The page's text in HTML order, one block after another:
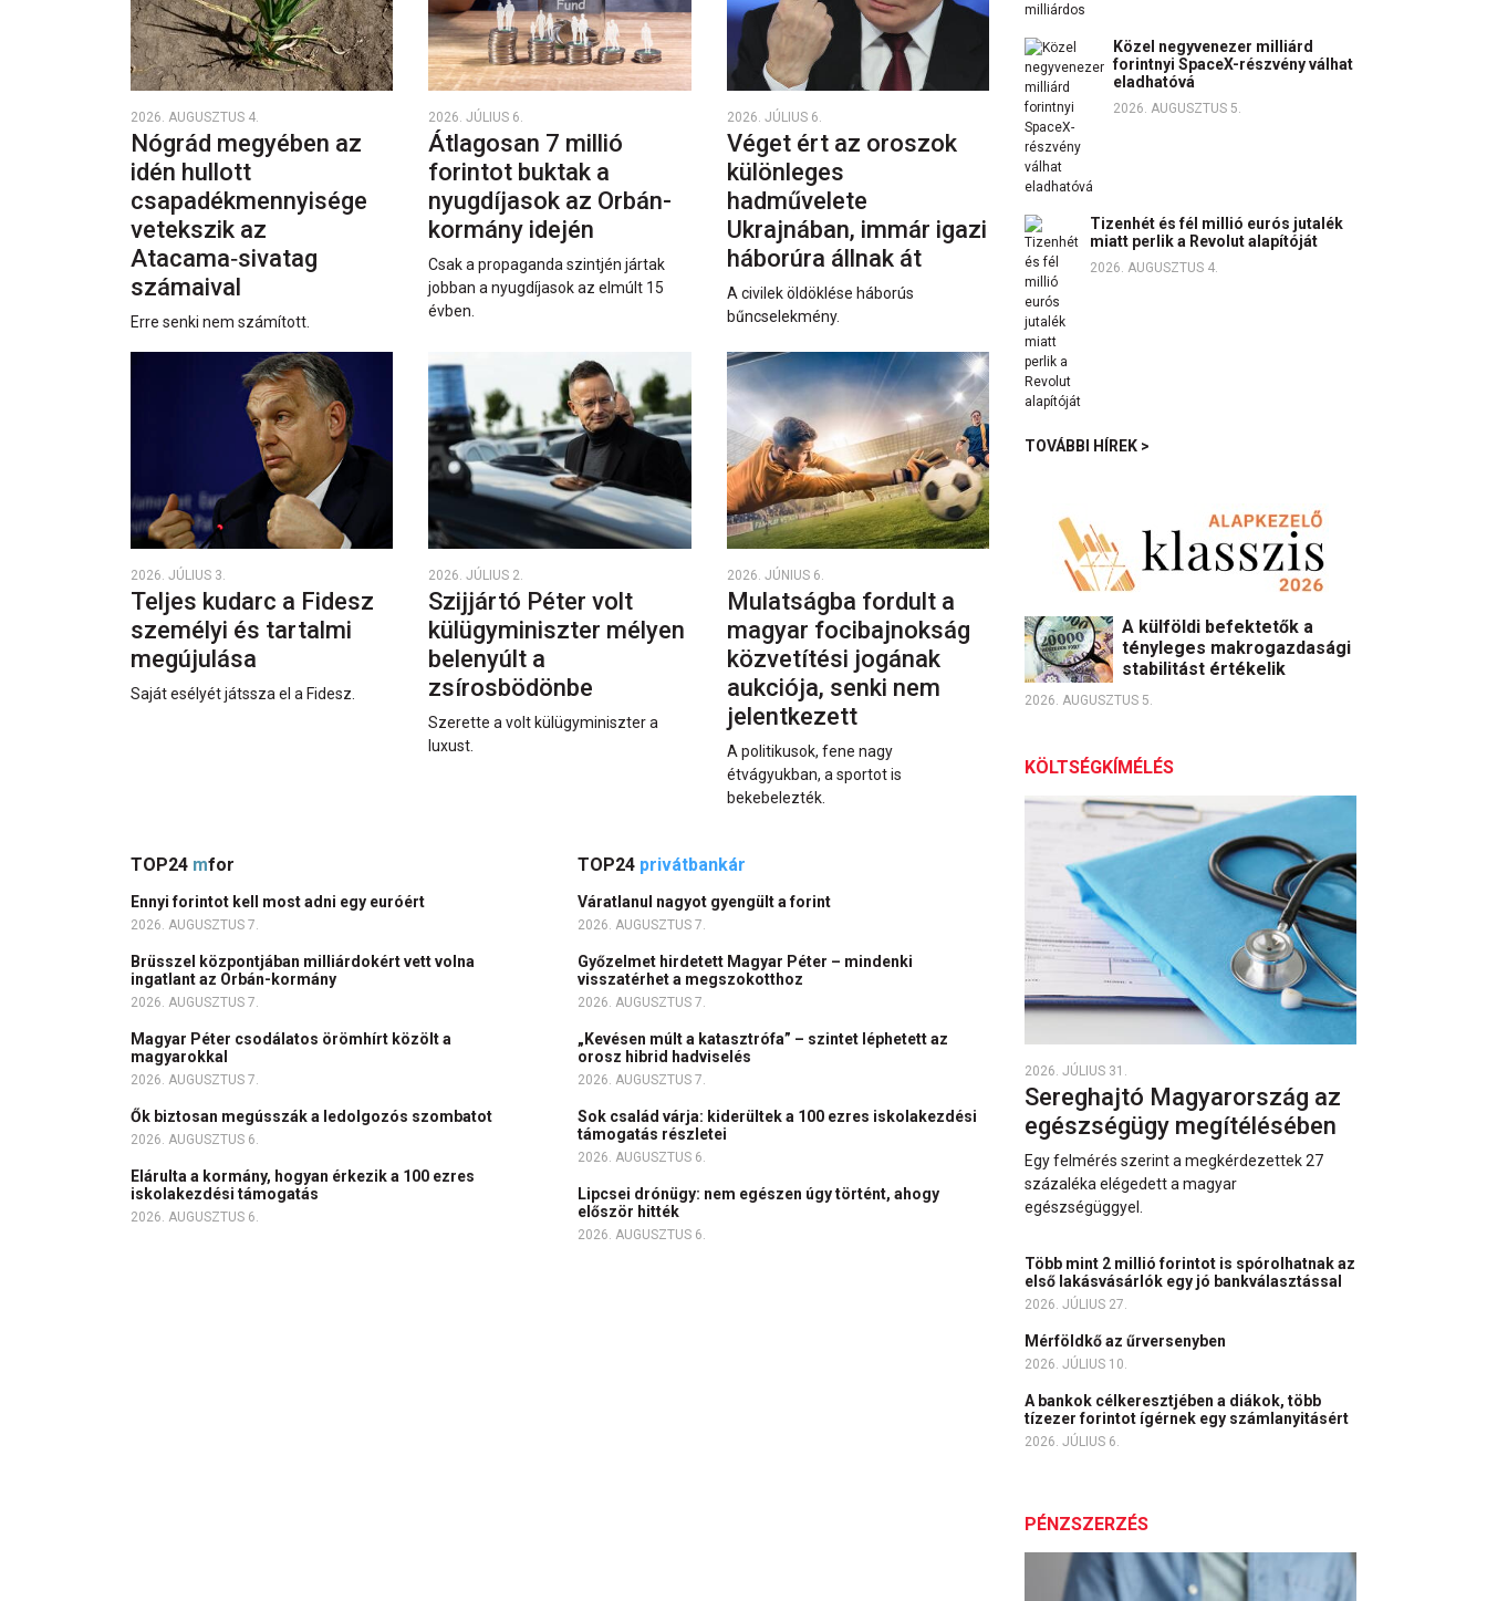
2026. AUGUSZTUS 4.
Nógrád megyében az
idén hullott
csapadékmennyisége
vetekszik az
Atacama‑sivatag
számaival
Erre senki nem számított.
2026. JÚLIUS 6.
Átlagosan 7 millió
forintot buktak a
nyugdíjasok az Orbán-
kormány idején
Csak a propaganda szintjén jártak
jobban a nyugdíjasok az elmúlt 15
évben.
2026. JÚLIUS 6.
Véget ért az oroszok
különleges
hadművelete
Ukrajnában, immár igazi
háborúra állnak át
A civilek öldöklése háborús
bűncselekmény.
2026. JÚLIUS 3.
Teljes kudarc a Fidesz
személyi és tartalmi
megújulása
Saját esélyét játssza el a Fidesz.
2026. JÚLIUS 2.
Szijjártó Péter volt
külügyminiszter mélyen
belenyúlt a
zsírosbödönbe
Szerette a volt külügyminiszter a
luxust.
2026. JÚNIUS 6.
Mulatságba fordult a
magyar focibajnokság
közvetítési jogának
aukciója, senki nem
jelentkezett
A politikusok, fene nagy
étvágyukban, a sportot is
bekebelezték.
TOP24 mfor
Ennyi forintot kell most adni egy euróért
2026. AUGUSZTUS 7.
Brüsszel központjában milliárdokért vett volna
ingatlant az Orbán-kormány
2026. AUGUSZTUS 7.
Magyar Péter csodálatos örömhírt közölt a
magyarokkal
2026. AUGUSZTUS 7.
Ők biztosan megússzák a ledolgozós szombatot
2026. AUGUSZTUS 6.
Elárulta a kormány, hogyan érkezik a 100 ezres
iskolakezdési támogatás
2026. AUGUSZTUS 6.
TOP24 privátbankár
Váratlanul nagyot gyengült a forint
2026. AUGUSZTUS 7.
Győzelmet hirdetett Magyar Péter – mindenki
visszatérhet a megszokotthoz
2026. AUGUSZTUS 7.
„Kevésen múlt a katasztrófa” – szintet léphetett az
orosz hibrid hadviselés
2026. AUGUSZTUS 7.
Sok család várja: kiderültek a 100 ezres iskolakezdési
támogatás részletei
2026. AUGUSZTUS 6.
Lipcsei drónügy: nem egészen úgy történt, ahogy
először hitték
2026. AUGUSZTUS 6.
Közel negyvenezer milliárd
forintnyi SpaceX-részvény válhat
eladhatóvá
2026. AUGUSZTUS 5.
Tizenhét és fél millió eurós jutalék
miatt perlik a Revolut alapítóját
2026. AUGUSZTUS 4.
TOVÁBBI HÍREK >
A külföldi befektetők a
tényleges makrogazdasági
stabilitást értékelik
2026. AUGUSZTUS 5.
KÖLTSÉGKÍMÉLÉS
2026. JÚLIUS 31.
Sereghajtó Magyarország az
egészségügy megítélésében
Egy felmérés szerint a megkérdezettek 27
százaléka elégedett a magyar
egészségüggyel.
Több mint 2 millió forintot is spórolhatnak az
első lakásvásárlók egy jó bankválasztással
2026. JÚLIUS 27.
Mérföldkő az űrversenyben
2026. JÚLIUS 10.
A bankok célkeresztjében a diákok, több
tízezer forintot ígérnek egy számlanyitásért
2026. JÚLIUS 6.
PÉNZSZERZÉS